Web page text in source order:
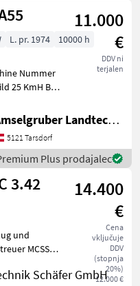
11.000
€
DDV ni
terjalen
L. pr. 1974 10000 h
Nummer
Bei
Amselgruber Landtechnik GmbH
5121 Tarsdorf
Plus prodajalec
3.42
14.400
€
Cena
vključuje
DDV
(stopnja
20%)
12.000 €
und
MCSS
Schäfer GmbH